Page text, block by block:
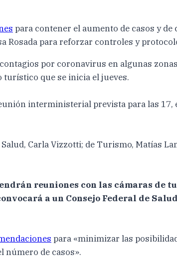
para contener el aumento de casos y
Rosada para reforzar controles y
por coronavirus en algunas
que se inicia el jueves.
interministerial prevista para las 17,
Carla Vizzotti; de Turismo, Matías
reuniones con las cámaras de
a un Consejo Federal de
para «minimizar las
número de casos».